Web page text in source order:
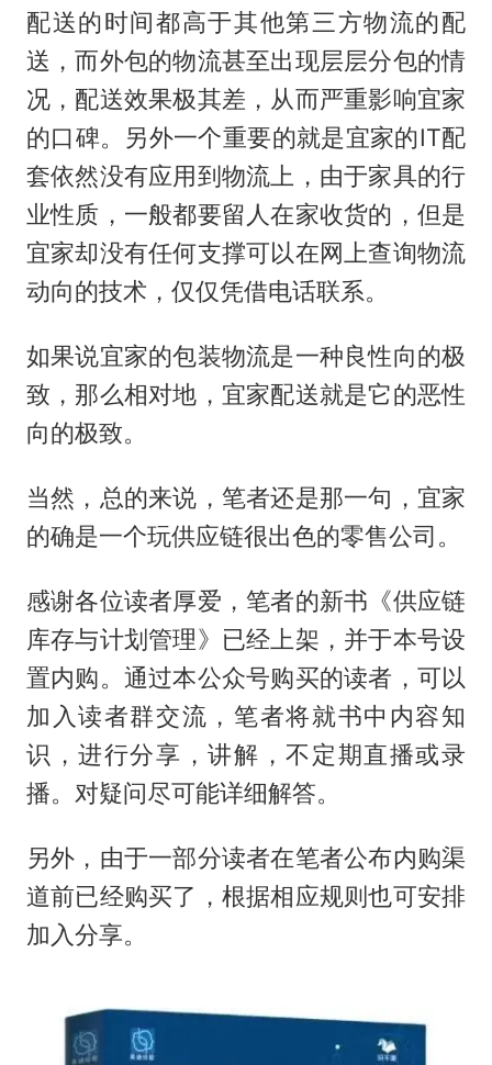
配送的时间都高于其他第三方物流的配
送，而外包的物流甚至出现层层分包的情
况，配送效果极其差，从而严重影响宜家
的口碑。另外一个重要的就是宜家的IT配
套依然没有应用到物流上，由于家具的行
业性质，一般都要留人在家收货的，但是
宜家却没有任何支撑可以在网上查询物流
动向的技术，仅仅凭借电话联系。
如果说宜家的包装物流是一种良性向的极
致，那么相对地，宜家配送就是它的恶性
向的极致。
当然，总的来说，笔者还是那一句，宜家
的确是一个玩供应链很出色的零售公司。
感谢各位读者厚爱，笔者的新书《供应链
库存与计划管理》已经上架，并于本号设
置内购。通过本公众号购买的读者，可以
加入读者群交流，笔者将就书中内容知
识，进行分享，讲解，不定期直播或录
播。对疑问尽可能详细解答。
另外，由于一部分读者在笔者公布内购渠
道前已经购买了，根据相应规则也可安排
加入分享。